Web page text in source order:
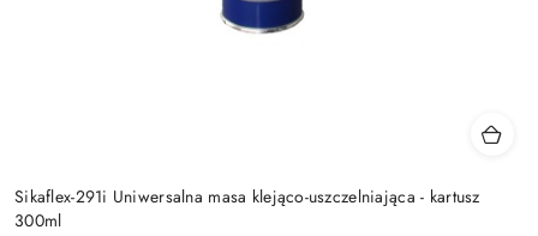
Sikaflex-291i Uniwersalna masa klejąco-uszczelniająca - kartusz
300ml